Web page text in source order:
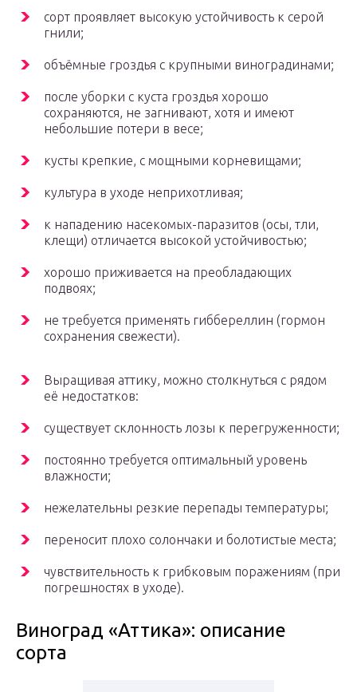
сорт проявляет высокую устойчивость к серой
гнили;
объёмные гроздья с крупными виноградинами;
после уборки с куста гроздья хорошо
сохраняются, не загнивают, хотя и имеют
небольшие потери в весе;
кусты крепкие, с мощными корневищами;
культура в уходе неприхотливая;
к нападению насекомых-паразитов (осы, тли,
клещи) отличается высокой устойчивостью;
хорошо приживается на преобладающих
подвоях;
не требуется применять гиббереллин (гормон
сохранения свежести).
Выращивая аттику, можно столкнуться с рядом
её недостатков:
существует склонность лозы к перегруженности;
постоянно требуется оптимальный уровень
влажности;
нежелательны резкие перепады температуры;
переносит плохо солончаки и болотистые места;
чувствительность к грибковым поражениям (при
погрешностях в уходе).
Виноград «Аттика»: описание
сорта